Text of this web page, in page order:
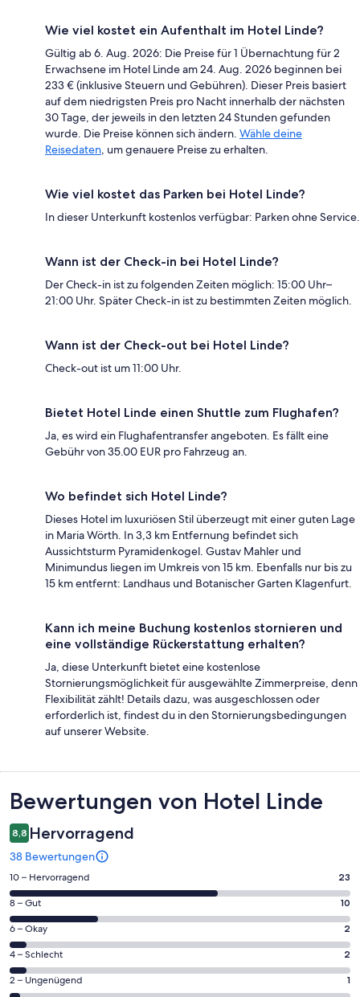
Wie viel kostet ein Aufenthalt im Hotel Linde?
Gültig ab 6. Aug. 2026: Die Preise für 1 Übernachtung für 2
Erwachsene im Hotel Linde am 24. Aug. 2026 beginnen bei
233 € (inklusive Steuern und Gebühren). Dieser Preis basiert
auf dem niedrigsten Preis pro Nacht innerhalb der nächsten
30 Tage, der jeweils in den letzten 24 Stunden gefunden
wurde. Die Preise können sich ändern. Wähle deine
Reisedaten, um genauere Preise zu erhalten.
Wie viel kostet das Parken bei Hotel Linde?
In dieser Unterkunft kostenlos verfügbar: Parken ohne Service.
Wann ist der Check-in bei Hotel Linde?
Der Check-in ist zu folgenden Zeiten möglich: 15:00 Uhr–
21:00 Uhr. Später Check-in ist zu bestimmten Zeiten möglich.
Wann ist der Check-out bei Hotel Linde?
Check-out ist um 11:00 Uhr.
Bietet Hotel Linde einen Shuttle zum Flughafen?
Ja, es wird ein Flughafentransfer angeboten. Es fällt eine
Gebühr von 35.00 EUR pro Fahrzeug an.
Wo befindet sich Hotel Linde?
Dieses Hotel im luxuriösen Stil überzeugt mit einer guten Lage
in Maria Wörth. In 3,3 km Entfernung befindet sich
Aussichtsturm Pyramidenkogel. Gustav Mahler und
Minimundus liegen im Umkreis von 15 km. Ebenfalls nur bis zu
15 km entfernt: Landhaus und Botanischer Garten Klagenfurt.
Kann ich meine Buchung kostenlos stornieren und
eine vollständige Rückerstattung erhalten?
Ja, diese Unterkunft bietet eine kostenlose
Stornierungsmöglichkeit für ausgewählte Zimmerpreise, denn
Flexibilität zählt! Details dazu, was ausgeschlossen oder
erforderlich ist, findest du in den Stornierungsbedingungen
auf unserer Website.
Bewertungen
Bewertungen von Hotel Linde
8,8 Hervorragend
38 Bewertungen
23
von
insgesamt
38
Gästebewertungen
haben
eine
10 – Hervorragend 23
10
von
insgesamt
38
Gästebewertungen
haben
8 – Gut 10
2
von
insgesamt
38
6 – Okay 2
2
von
insgesamt
4 – Schlecht 2
12 – Ungenügend 1